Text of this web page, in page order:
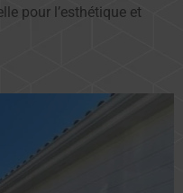
pour l’esthétique et